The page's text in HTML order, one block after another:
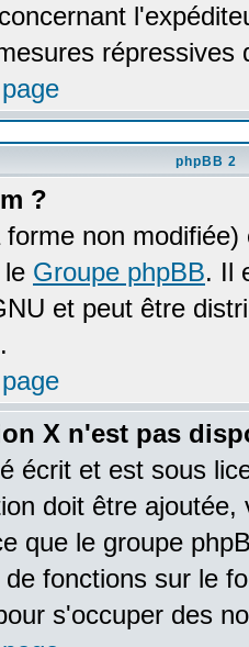
répressives
phpBB 2
?
non
Groupe phpBB. Il
et peut être
X n'est pas
écrit et est sous
doit être
que le groupe
fonctions sur le
s'occuper des